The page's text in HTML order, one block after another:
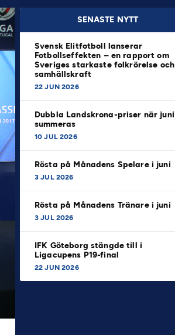
SENASTE NYTT
Svensk Elitfotboll lanserar
Fotbollseffekten – en rapport om
Sveriges starkaste folkrörelse och
samhällskraft
22 JUN 2026
Dubbla Landskrona-priser när juni
summeras
10 JUL 2026
Rösta på Månadens Spelare i juni
3 JUL 2026
Rösta på Månadens Tränare i juni
3 JUL 2026
IFK Göteborg stängde till i
Ligacupens P19-final
22 JUN 2026